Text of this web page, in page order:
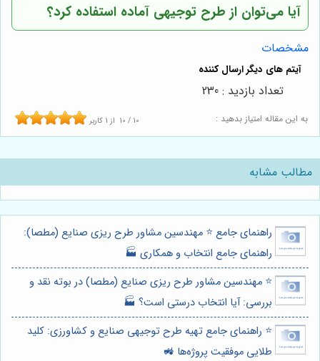
آیا می‌توان از طرح توجیهی آماده استفاده کرد؟
مشخصات
به این مقاله امتیاز بدهید : 10 / 10 از 1 کاربر
تعداد بازدید : 230
مطالب مشابه
راهنمای جامع ⭐️ مهندسین مشاور طرح ریزی صنایع (مطصا):
راهنمای جامع انتخاب و همکاری 🏭
⭐️ مهندسین مشاور طرح ریزی صنایع (مطصا) در بوته نقد و
بررسی: آیا انتخاب درستی است؟ 🏭
⭐️ راهنمای جامع تهیه طرح توجیهی صنایع و کشاورزی: کلید
طلایی موفقیت پروژه‌ها 🚜